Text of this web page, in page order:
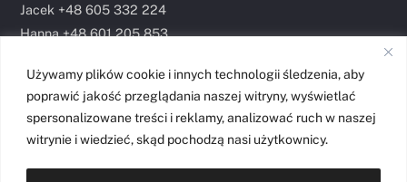
Używamy plików cookie i innych technologii śledzenia, aby
poprawić jakość przeglądania naszej witryny, wyświetlać
spersonalizowane treści i reklamy, analizować ruch w naszej
witrynie i wiedzieć, skąd pochodzą nasi użytkownicy.
Jacek +48 605 332 224
Hanna +48 601 205 853
Email:hanbud@dachholding.com
Polityka prywatności